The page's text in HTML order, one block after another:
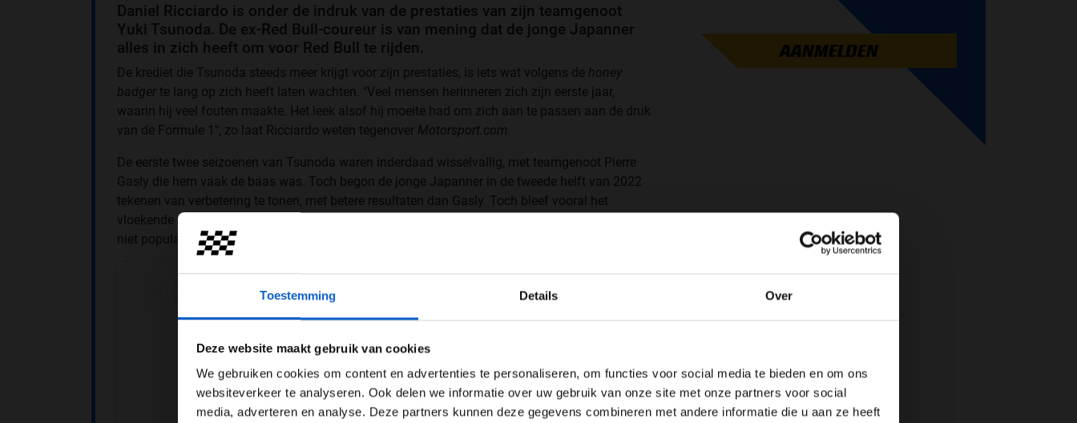
Toestemming Details Over
Deze website maakt gebruik van cookies
We gebruiken cookies om content en advertenties te personaliseren, om functies voor social media te bieden en om ons
websiteverkeer te analyseren. Ook delen we informatie over uw gebruik van onze site met onze partners voor social
media, adverteren en analyse. Deze partners kunnen deze gegevens combineren met andere informatie die u aan ze heeft
Daniel Ricciardo is onder de indruk van de prestaties van zijn teamgenoot
Yuki Tsunoda. De ex-Red Bull-coureur is van mening dat de jonge Japanner
alles in zich heeft om voor Red Bull te rijden.
De krediet die Tsunoda steeds meer krijgt voor zijn prestaties, is iets wat volgens de honey
badger te lang op zich heeft laten wachten. "Veel mensen herinneren zich zijn eerste jaar,
waarin hij veel fouten maakte. Het leek alsof hij moeite had om zich aan te passen aan de druk
van de Formule 1", zo laat Ricciardo weten tegenover Motorsport.com.
De eerste twee seizoenen van Tsunoda waren inderdaad wisselvallig, met teamgenoot Pierre
Gasly die hem vaak de baas was. Toch begon de jonge Japanner in de tweede helft van 2022
tekenen van verbetering te tonen, met betere resultaten dan Gasly. Toch bleef vooral het
vloekende gedrag van de jonge Japanner blijven hangen bij fans en zo maakte Yuki zich ook
niet populair bij Helmut Marko.
AANMELDEN
Advertentie instellingen
Toon alle alcoholische drankenadvertenties (18+)
Toon alle kansspelenadvertenties (24+)